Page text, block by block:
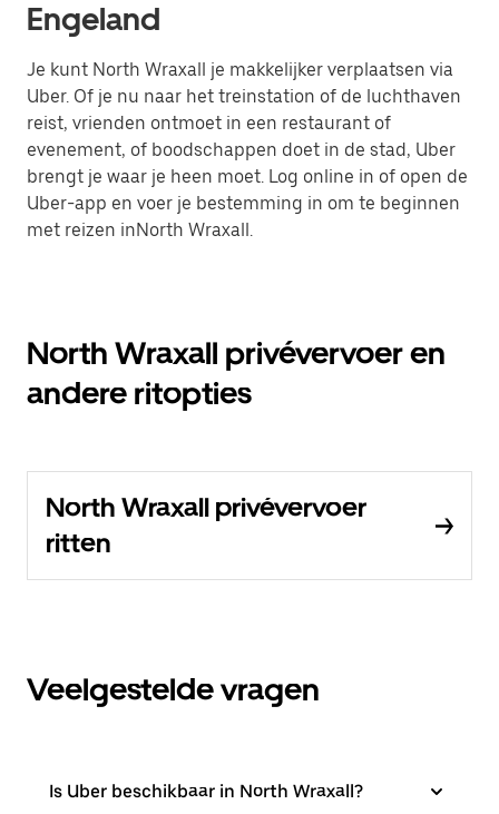
Engeland
Je kunt North Wraxall je makkelijker verplaatsen via
Uber. Of je nu naar het treinstation of de luchthaven
reist, vrienden ontmoet in een restaurant of
evenement, of boodschappen doet in de stad, Uber
brengt je waar je heen moet. Log online in of open de
Uber-app en voer je bestemming in om te beginnen
met reizen inNorth Wraxall.
North Wraxall privévervoer en
andere ritopties
North Wraxall privévervoer
ritten
Veelgestelde vragen
Is Uber beschikbaar in North Wraxall?